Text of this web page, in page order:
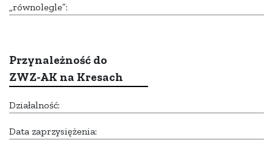
„równolegle”:
Przynależność do
ZWZ-AK na Kresach
Działalność:
Data zaprzysiężenia: